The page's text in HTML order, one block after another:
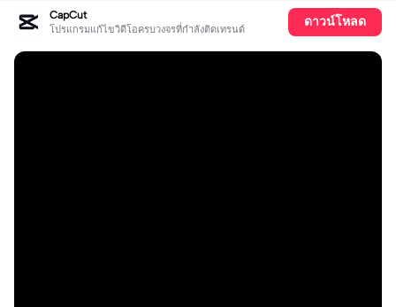
CapCut
โปรแกรมแก้ไขวิดีโอครบวงจรที่กำลังติดเทรนด์ ดาวน์โหลด